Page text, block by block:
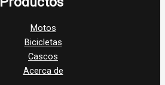
Motos
Bicicletas
Cascos
Acerca de